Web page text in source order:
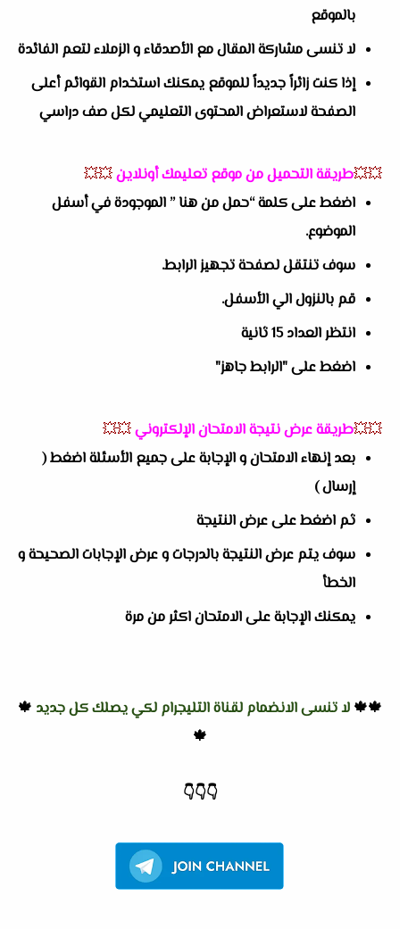
بالموقع
لا تنسى مشاركة المقال مع الأصدقاء و الزملاء لتعم الفائدة
إذا كنت زائراً جديداً للموقع يمكنك استخدام القوائم أعلى
الصفحة لاستعراض المحتوى التعليمي لكل صف دراسي
💥💥طريقة التحميل من موقع تعليمك أونلاين💥💥
اضغط على كلمة “حمل من هنا ” الموجودة في أسفل
الموضوع.
سوف تنتقل لصفحة تجهيز الرابط.
قم بالنزول الي الأسفل.
انتظر العداد 15 ثانية
اضغط على "الرابط جاهز"
💥💥طريقة عرض نتيجة الامتحان الإلكتروني💥💥
بعد إنهاء الامتحان و الإجابة على جميع الأسئلة اضغط (
إرسال )
ثم اضغط على عرض النتيجة
سوف يتم عرض النتيجة بالدرجات و عرض الإجابات الصحيحة و
الخطأ
يمكنك الإجابة على الامتحان اكثر من مرة
🍁🍁 لا تنسى الانضمام لقناة التليجرام لكي يصلك كل جديد 🍁
🍁
👇
👇
👇